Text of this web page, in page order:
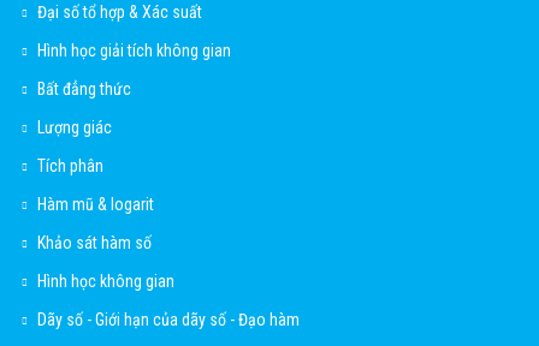
Đại số tổ hợp & Xác suất
Hình học giải tích không gian
Bất đẳng thức
Lượng giác
Tích phân
Hàm mũ & logarit
Khảo sát hàm số
Hình học không gian
Dãy số - Giới hạn của dãy số - Đạo hàm